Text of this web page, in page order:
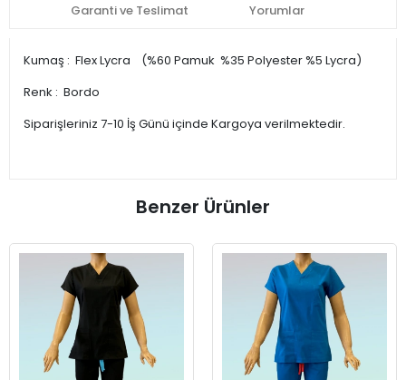
Garanti ve Teslimat Yorumlar
Kumaş : Flex Lycra (%60 Pamuk %35 Polyester %5 Lycra)
Renk : Bordo
Siparişleriniz 7-10 İş Günü içinde Kargoya verilmektedir.
Benzer Ürünler